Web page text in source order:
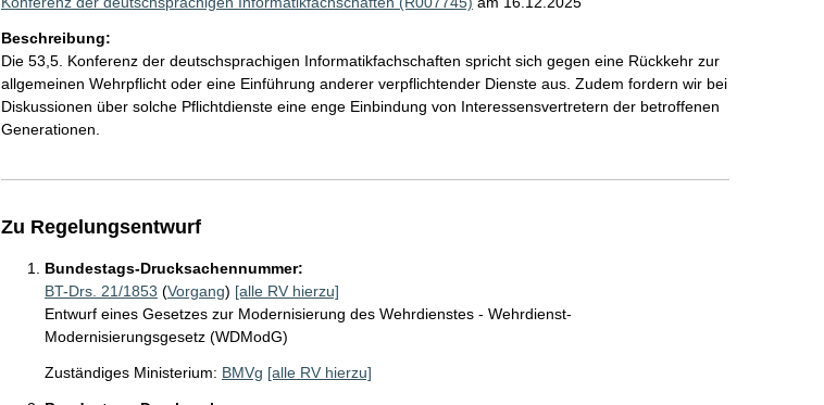
Beschreibung:
Die 53,5. Konferenz der deutschsprachigen Informatikfachschaften spricht sich gegen eine Rückkehr zur
allgemeinen Wehrpflicht oder eine Einführung anderer verpflichtender Dienste aus. Zudem fordern wir bei
Diskussionen über solche Pflichtdienste eine enge Einbindung von Interessensvertretern der betroffenen
Generationen.
Zu Regelungsentwurf
Bundestags-Drucksachennummer:
BT-Drs. 21/1853 (Vorgang) [alle RV hierzu]
Entwurf eines Gesetzes zur Modernisierung des Wehrdienstes - Wehrdienst-
Modernisierungsgesetz (WDModG)
Zuständiges Ministerium: BMVg [alle RV hierzu]